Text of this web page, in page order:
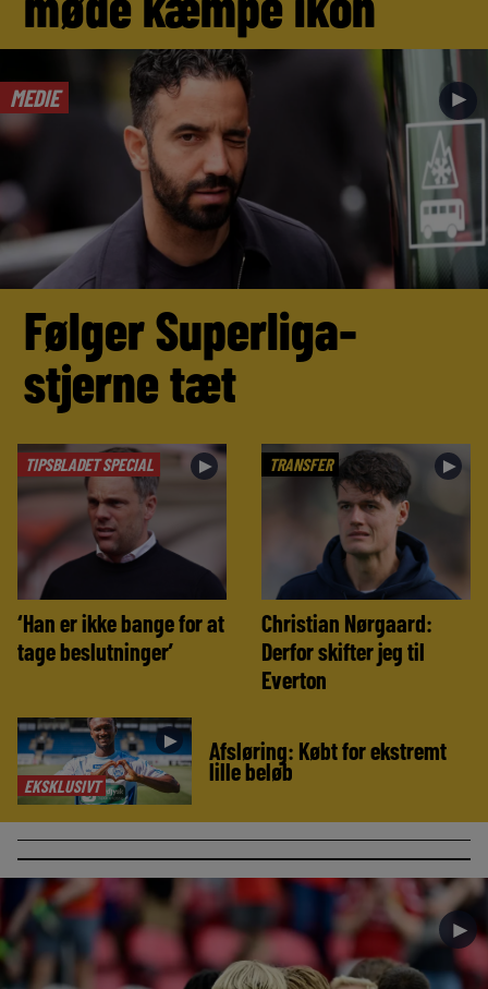
MEDIE ►
Følger Superliga-
stjerne tæt
TIPSBLADET SPECIAL ►
‘Han er ikke bange for at
tage beslutninger’
TRANSFER ►
Christian Nørgaard:
Derfor skifter jeg til
Everton
EKSKLUSIVT
► Afsløring: Købt for ekstremt
lille beløb
►